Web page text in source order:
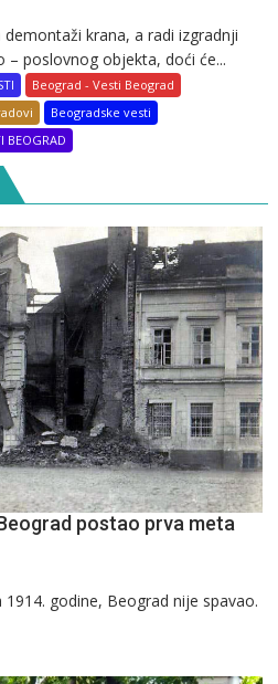
krana, a radi izgradnji
poslovnog objekta, doći će...
Beograd - Vesti Beograd
Beogradske vesti
BEOGRAD
postao prva meta
godine, Beograd nije spavao.